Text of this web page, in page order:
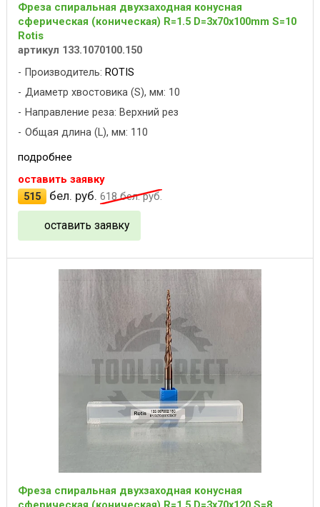
Фреза спиральная двухзаходная конусная
сферическая (коническая) R=1.5 D=3x70x100mm S=10
Rotis
артикул 133.1070100.150
Производитель: ROTIS
Диаметр хвостовика (S), мм: 10
Направление реза: Верхний рез
Общая длина (L), мм: 110
подробнее
оставить заявку
515
бел. руб. 618бел. руб.
оставить заявку
Фреза спиральная двухзаходная конусная